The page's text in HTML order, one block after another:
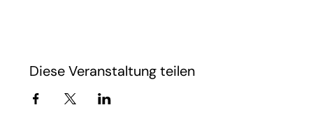
Diese Veranstaltung teilen